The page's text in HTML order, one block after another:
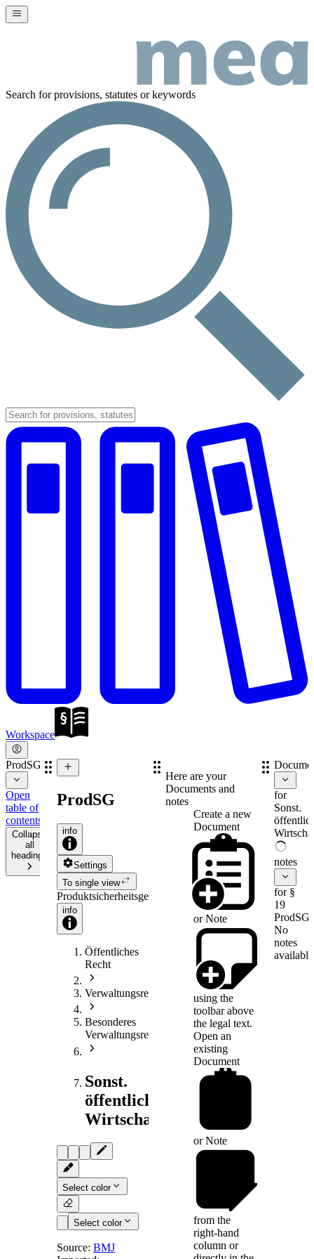
Search for provisions, statutes or keywords
Workspace
ProdSG
Open
table of
contents
Collapse
all
headings
ProdSG
info
Settings
To single view
Produktsicherheitsgesetz
info
Öffentliches
Recht
Verwaltungsrecht
Besonderes
Verwaltungsrecht
Sonst.
öffentliches
Wirtschaftsrecht
Select color
Select color
Source:BMJ
Here are your
Documents and
notes
Create a new
Document
orNote
using the
toolbar above
the legal text.
Open an
existing
Document
orNote
from the
right-hand
column or
for
Sonst.
notes
for §
19
ProdSG
No
notes